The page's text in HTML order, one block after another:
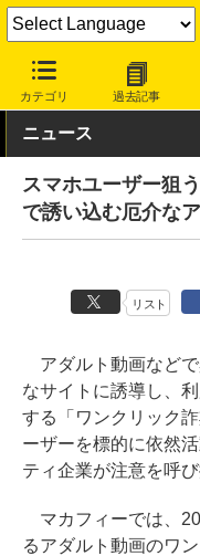
カテゴリ 過去記事
INTERNET Watch トピッ
ニュース
スマホユーザー狙
で誘い込む厄介な
リスト
アダルト動画など
なサイトに誘導し、
する「ワンクリック
ーザーを標的に依然
ティ企業が注意を呼び
マカフィーでは、
るアダルト動画のワ